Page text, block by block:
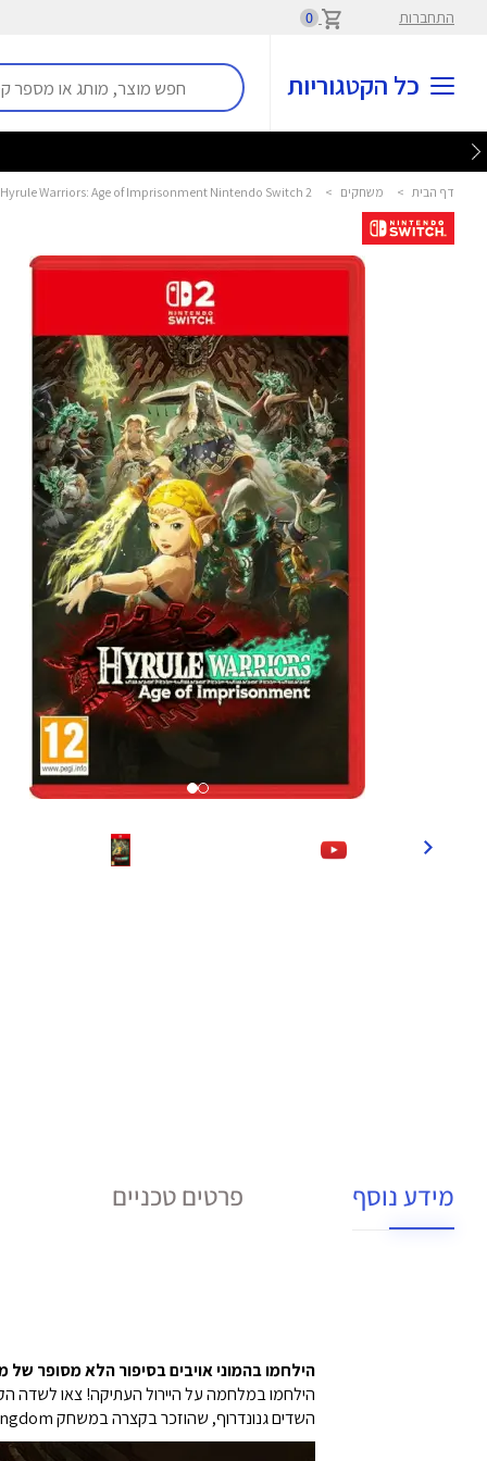
התחברות 0
כל הקטגוריות
דף הבית > משחקים > Hyrule Warriors: Age of Imprisonment Nintendo Switch 2 נינטנדו סוויץ' - Nintendo Switch
מידע נוסף פרטים טכניים
הילחמו בהמוני אויבים בסיפור הלא מסופר
הילחמו במלחמה על היירול העתיקה! צאו לשדה
השדים גנונדרוף, שהוזכר בקצרה במשחק The Legend of Zelda™: Tears of the Kingdom.